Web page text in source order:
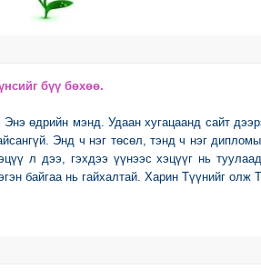
бүү бөхөө.
Энэ өдрийн мэнд. Удаан хугацаанд сайт
Энд ч нэг төсөл, тэнд ч нэг
л дээ, гэхдээ үүнээс хэцүүг нь
байгаа нь гайхалтай. Харин Түүнийг